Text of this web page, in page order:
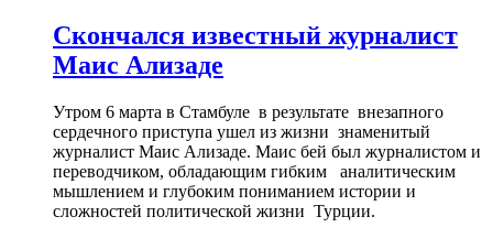
Скончался известный журналист
Маис Ализаде
Утром 6 марта в Стамбуле в результате внезапного
сердечного приступа ушел из жизни знаменитый
журналист Маис Ализаде. Маис бей был журналистом и
переводчиком, обладающим гибким аналитическим
мышлением и глубоким пониманием истории и
сложностей политической жизни Турции.